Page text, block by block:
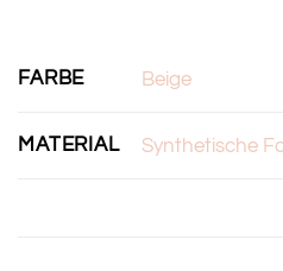
FARBE Beige
MATERIAL Synthetische